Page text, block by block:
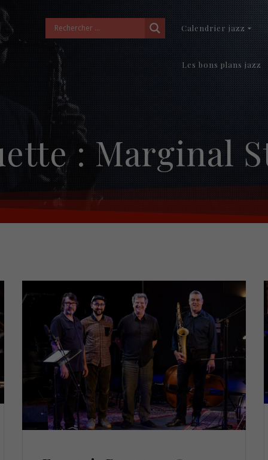
Calendrier jazz
Les bons plans jazz
: Marginal